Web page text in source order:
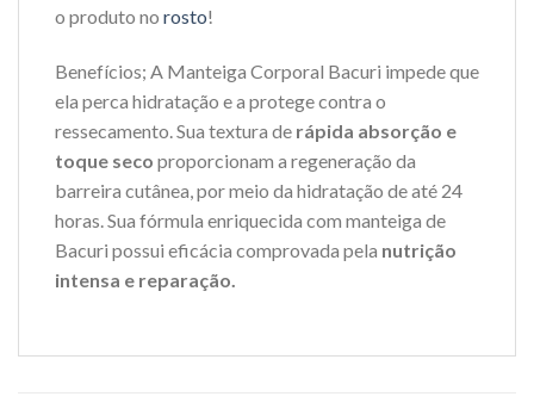
o produto no rosto!
Benefícios; A Manteiga Corporal Bacuri impede que
ela perca hidratação e a protege contra o
ressecamento. Sua textura de rápida absorção e
toque seco proporcionam a regeneração da
barreira cutânea, por meio da hidratação de até 24
horas. Sua fórmula enriquecida com manteiga de
Bacuri possui eficácia comprovada pela nutrição
intensa e reparação.